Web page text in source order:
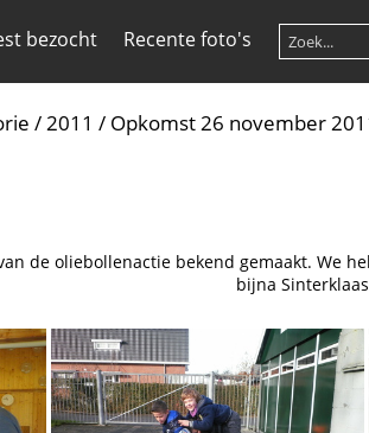
bezocht Recente foto's
/2011 / Opkomst 26 november
de oliebollenactie bekend gemaakt. We
bijna